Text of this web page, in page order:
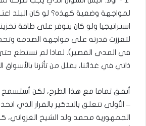
لمواجهة وضعية كهذه؟ لو كان البلد
استراتيجيا ولو كان يتوفر على طاقة
لتعززت قدرته على مواجهة الصدمة
في المدى القصير). لماذا لم نستطع
ذاتي في غذائنا، يقلل من تأثرنا بالأسواق
أتفق تماما مع هذا الطرح، لكن
– الأولى تتعلق بالتذكير بالقرار الذي
الجمهورية محمد ولد الشيخ